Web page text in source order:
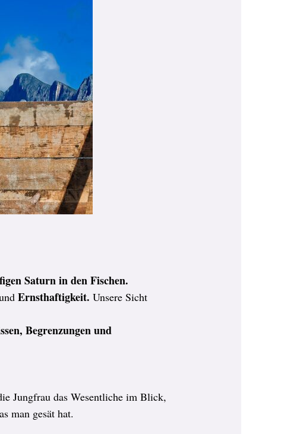
Saturn in den Fischen.
Ernsthaftigkeit. Unsere Sicht
Begrenzungen und
Jungfrau das Wesentliche im Blick,
man gesät hat.